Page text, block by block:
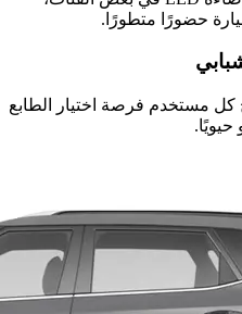
حضورًا متطورًا.
كل مستخدم فرصة اختيار الطابع
حيويًا.